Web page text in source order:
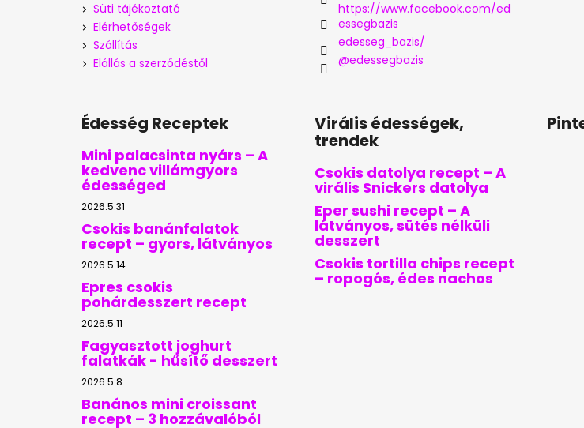
Süti tájékoztató
Elérhetőségek
Szállítás
Elállás a szerződéstől
https://www.facebook.com/ed
essegbazis
edesseg_bazis/
@edessegbazis
Édesség Receptek
Mini palacsinta nyárs – A
kedvenc villámgyors
édességed
2026.5.31
Csokis banánfalatok
recept – gyors, látványos
2026.5.14
Epres csokis
pohárdesszert recept
2026.5.11
Fagyasztott joghurt
falatkák - hűsítő desszert
2026.5.8
Banános mini croissant
recept – 3 hozzávalóból
Virális édességek,
trendek
Csokis datolya recept – A
virális Snickers datolya
Eper sushi recept – A
látványos, sütés nélküli
desszert
Csokis tortilla chips recept
– ropogós, édes nachos